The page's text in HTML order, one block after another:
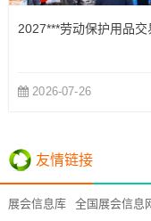
2027***劳动保护用品交
2026-07-26
友情链接
展会信息库 全国展会信息